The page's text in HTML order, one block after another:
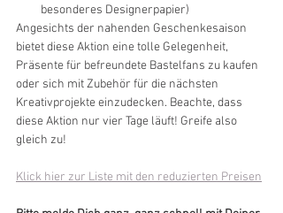
besonderes Designerpapier)
Angesichts der nahenden Geschenkesaison
bietet diese Aktion eine tolle Gelegenheit,
Präsente für befreundete Bastelfans zu kaufen
oder sich mit Zubehör für die nächsten
Kreativprojekte einzudecken. Beachte, dass
diese Aktion nur vier Tage läuft! Greife also
gleich zu!
Klick hier zur Liste mit den reduzierten Preisen